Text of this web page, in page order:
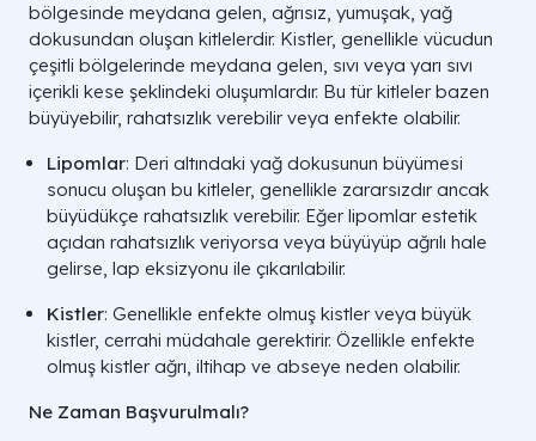
bölgesinde meydana gelen, ağrısız, yumuşak, yağ
dokusundan oluşan kitlelerdir. Kistler, genellikle vücudun
çeşitli bölgelerinde meydana gelen, sıvı veya yarı sıvı
içerikli kese şeklindeki oluşumlardır. Bu tür kitleler bazen
büyüyebilir, rahatsızlık verebilir veya enfekte olabilir.
Lipomlar: Deri altındaki yağ dokusunun büyümesi
sonucu oluşan bu kitleler, genellikle zararsızdır ancak
büyüdükçe rahatsızlık verebilir. Eğer lipomlar estetik
açıdan rahatsızlık veriyorsa veya büyüyüp ağrılı hale
gelirse, lap eksizyonu ile çıkarılabilir.
Kistler: Genellikle enfekte olmuş kistler veya büyük
kistler, cerrahi müdahale gerektirir. Özellikle enfekte
olmuş kistler ağrı, iltihap ve abseye neden olabilir.
Ne Zaman Başvurulmalı?